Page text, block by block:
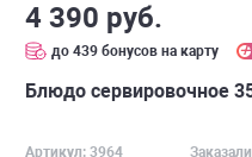
4 390 руб.
до 439 бонусов на карту
Блюдо сервировочное
Артикул: 3964